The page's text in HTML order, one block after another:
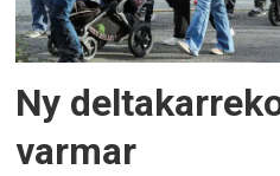
Ny
varmar